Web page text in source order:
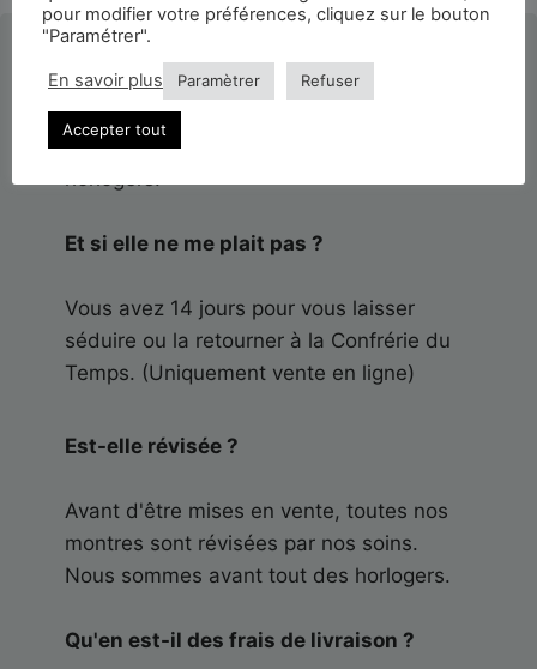
La montre est-elle authentifiée ?
Toutes les montres de la Confrérie du
Temps sont authentifiées par nos
Et si elle ne me plait pas ?
Vous avez 14 jours pour vous laisser
séduire ou la retourner à la Confrérie du
Temps. (Uniquement vente en ligne)
Est-elle révisée ?
Avant d'être mises en vente, toutes nos
montres sont révisées par nos soins.
Nous sommes avant tout des horlogers.
Qu'en est-il des frais de livraison ?
pour modifier votre préférences, cliquez sur le bouton
"Paramétrer".
En savoir plus Paramètrer Refuser
Accepter tout